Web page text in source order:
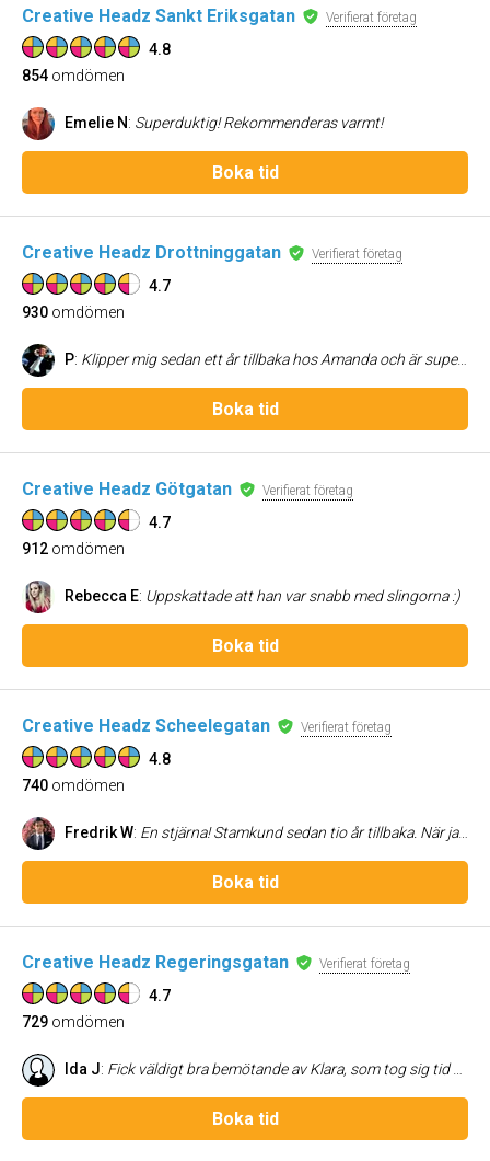
Creative Headz Sankt Eriksgatan Verifierat företag
4.8
854 omdömen
Emelie N: Superduktig! Rekommenderas varmt!
Boka tid
Creative Headz Drottninggatan Verifierat företag
4.7
930 omdömen
P: Klipper mig sedan ett år tillbaka hos Amanda och är supernöjd!
Boka tid
Creative Headz Götgatan Verifierat företag
4.7
912 omdömen
Rebecca E: Uppskattade att han var snabb med slingorna :)
Boka tid
Creative Headz Scheelegatan Verifierat företag
4.8
740 omdömen
Fredrik W: En stjärna! Stamkund sedan tio år tillbaka. När jag vid enstaka tillfällen testat en annan frisör har jag påmints om att Catta spelar i en helt annan liga.
Boka tid
Creative Headz Regeringsgatan Verifierat företag
4.7
729 omdömen
Ida J: Fick väldigt bra bemötande av Klara, som tog sig tid att diskutera mina olika önskemål och funderingar.
Boka tid